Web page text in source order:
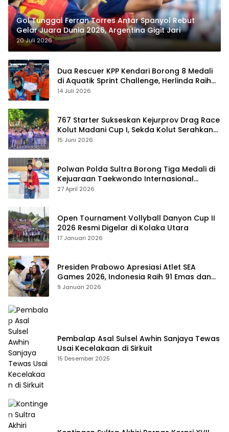
Gol Tunggal Ferran Torres Antar Spanyol Rebut
Gelar Juara Dunia 2026, Argentina Gigit Jari
20 Juli 2026
Dua Rescuer KPP Kendari Borong 8 Medali
di Aquatik Sprint Challenge, Herlinda Raih
Best Swimmer
14 Juli 2026
767 Starter Sukseskan Kejurprov Drag Race
Kolut Madani Cup I, Sekda Kolut Serahkan
Trofi
15 Juni 2026
Polwan Polda Sultra Borong Tiga Medali di
Kejuaraan Taekwondo Internasional
Jepang
27 April 2026
Open Tournament Vollyball Danyon Cup II
2026 Resmi Digelar di Kolaka Utara
17 Januari 2026
Presiden Prabowo Apresiasi Atlet SEA
Games 2026, Indonesia Raih 91 Emas dan
Kembali ke Dua Besar
9 Januari 2026
Pembalap Asal Sulsel Awhin Sanjaya Tewas
Usai Kecelakaan di Sirkuit
15 Desember 2025